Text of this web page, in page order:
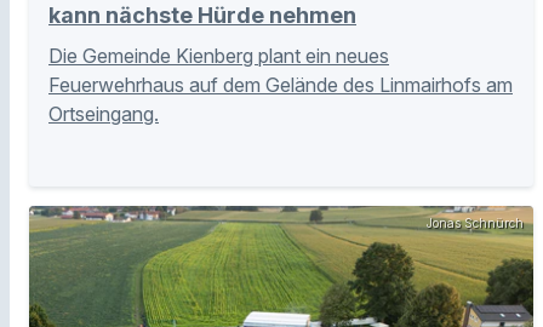
kann nächste Hürde nehmen
Die Gemeinde Kienberg plant ein neues
Feuerwehrhaus auf dem Gelände des Linmairhofs am
Ortseingang.
Jonas Schnürch